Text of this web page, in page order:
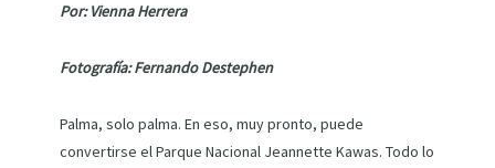
Por: Vienna Herrera
Fotografía: Fernando Destephen
Palma, solo palma. En eso, muy pronto, puede
convertirse el Parque Nacional Jeannette Kawas. Todo lo